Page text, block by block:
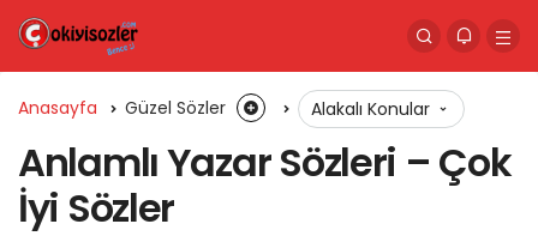
Anasayfa Güzel Sözler Alakalı Konular
Anlamlı Yazar Sözleri – Çok
İyi Sözler